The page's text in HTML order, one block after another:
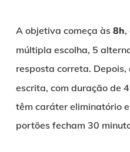
A objetiva começa às 8h,
múltipla escolha, 5
resposta correta. Depois,
escrita, com duração de
têm caráter eliminatório
portões fecham 30